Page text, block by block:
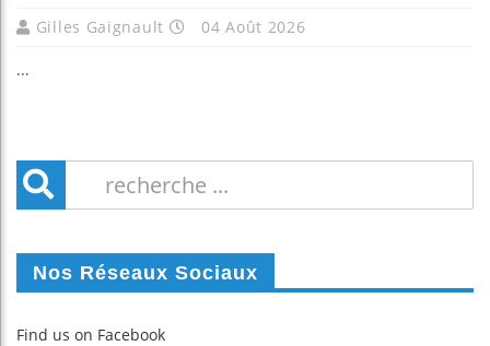
Gilles Gaignault 04 Août 2026
...
Nos Réseaux Sociaux
Find us on Facebook